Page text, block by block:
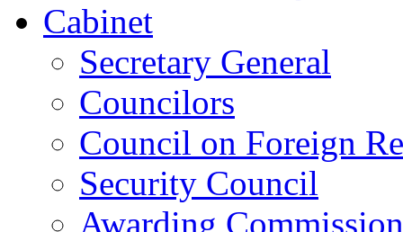
Cabinet
Secretary General
Councilors
Council on Foreign
Security Council
Awarding Commission